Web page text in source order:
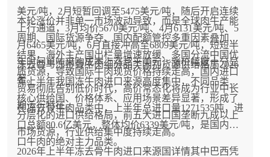
美元/吨，2月短暂回调至5475美元/吨，随后开启连续
上行通道，3月均价5670美元/吨、4月6131美元/吨、5
月6465美元/吨，6月直接冲高至6809美元/吨，短短半
年时间单吨采购成本上涨超千美元，涨价幅度十分显
著。
本轮涨价并非单一市场波动导致，而是全球肉牛产能
周期、国际货源争夺、国内配额管控多重因素叠加的
结果，海外主产国出栏量增速放缓、多国分流中国优
质货源，导致国际牛肉现货价格持续走高，国内进口
贸易彻底告别低价时代，高价常态化将成为行业中长
期运行特征。
冻去骨与冻带骨牛肉细分品类国别货源供给格局2026
年上半年我国冻牛肉进口来源高度集中，不同品类的
核心供给国、价格体系、应用场景差异显著，形成了
分层化的进口供给格局，前五大进口国垄断九成以上
市场货源，行业供给集中度持续走高。
在冻去骨牛肉品类中，上半年总进口量1271535吨，进
口总额80.6亿美元，整体均价6339美元/吨，是国内进
口牛肉的绝对主力品类。
2026年上半年冻去骨牛肉进口来源国详情其中巴西凭